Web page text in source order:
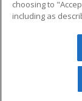
transferable
© 2026
reserved.
choosing to
including as